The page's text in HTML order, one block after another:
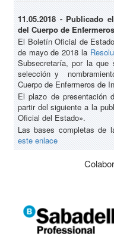
11.05.2018 - Publicado
del Cuerpo de
El Boletín Oficial de
de mayo de 2018 la
Subsecretaría, por la
selección y
Cuerpo de Enfermeros de
El plazo de presentación
partir del siguiente a la
Oficial del Estado».
Las bases completas de
este enlace